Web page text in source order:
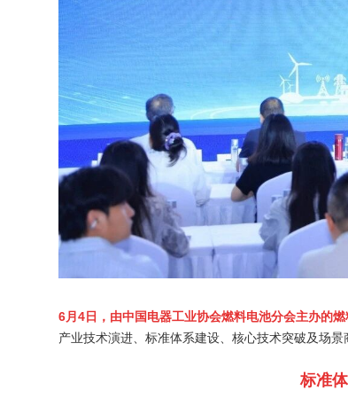
6月4日，由中国电器工业协会燃料电池分会主办的
产业技术演进、标准体系建设、核心技术突破及场
标准